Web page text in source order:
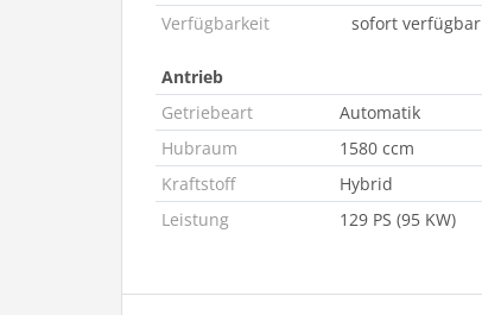
Verfügbarkeit
sofort verfügbar
Antrieb
Getriebeart
Automatik
Hubraum
1580 ccm
Kraftstoff
Hybrid
Leistung
129 PS (95 KW)